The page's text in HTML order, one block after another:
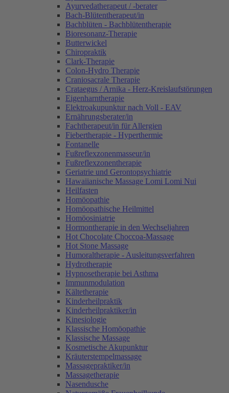
Ayurvedatherapeut / -berater
Bach-Blütentherapeut/in
Bachblüten - Bachblütentherapie
Bioresonanz-Therapie
Butterwickel
Chiropraktik
Clark-Therapie
Colon-Hydro Therapie
Craniosacrale Therapie
Crataegus / Arnika - Herz-Kreislaufstörungen
Eigenharntherapie
Elektroakupunktur nach Voll - EAV
Ernährungsberater/in
Fachtherapeut/in für Allergien
Fiebertherapie - Hyperthermie
Fontanelle
Fußreflexzonenmasseur/in
Fußreflexzonentherapie
Geriatrie und Gerontopsychiatrie
Hawaiianische Massage Lomi Lomi Nui
Heilfasten
Homöopathie
Homöopathische Heilmittel
Homöosiniatrie
Hormontherapie in den Wechseljahren
Hot Chocolate Choccoa-Massage
Hot Stone Massage
Humoraltherapie - Ausleitungsverfahren
Hydrotherapie
Hypnosetherapie bei Asthma
Immunmodulation
Kältetherapie
Kinderheilpraktik
Kinderheilpraktiker/in
Kinesiologie
Klassische Homöopathie
Klassische Massage
Kosmetische Akupunktur
Kräuterstempelmassage
Massagepraktiker/in
Massagetherapie
Nasendusche